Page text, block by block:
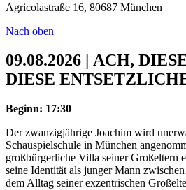
Agricolastraße 16, 80687 München
Nach oben
09.08.2026 | ACH,
DIESE
Beginn: 17:30
Der zwanzigjährige Joachim wird
Schauspielschule in München
großbürgerliche Villa seiner Großeltern
seine Identität als junger Mann
dem Alltag seiner exzentrischen